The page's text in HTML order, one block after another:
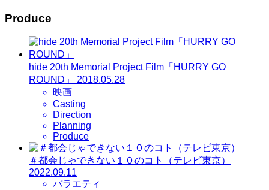
Produce
hide 20th Memorial Project Film「HURRY GO
ROUND」
2018.05.28
映画
Casting
Direction
Planning
Produce
＃都会じゃできない１０のコト（テレビ東京）
2022.09.11
バラエティ